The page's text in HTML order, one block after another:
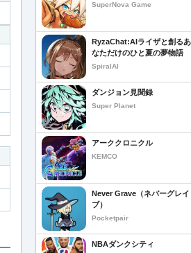
SuperNova Game
RyzaChat:AIライザと創るあ
なただけのひと夏の夢物語
SpiralAI
ダンジョン見聞録
Super Planet
アーククロニクル
KEMCO
Never Grave（ネバーグレイ
ブ）
Pocketpair
NBAダンクシティ